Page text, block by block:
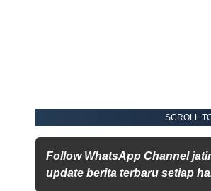
SCROLL
Follow WhatsApp Channel
update berita terbaru setiap